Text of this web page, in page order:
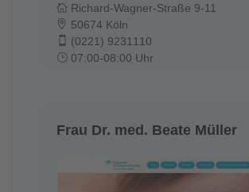
Richard-Wagner-Straße 9-11
50674 Köln
(0221) 9231110
07:00-08:00 Uhr
Frau Dr. med. Beate Müller